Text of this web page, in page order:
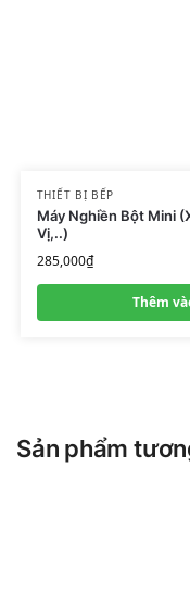
THIẾT BỊ BẾP
Máy Nghiền Bột Mini
Vị,..)
285,000₫
Thêm
Sản phẩm